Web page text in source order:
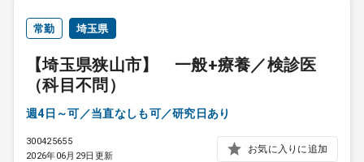
常勤 埼玉県
【埼玉県狭山市】 一般+療養／検診医
（科目不問）
週4日～可／当直なしも可／研究日あり
300425655
2026年06月29日更新
お気に入りに追加